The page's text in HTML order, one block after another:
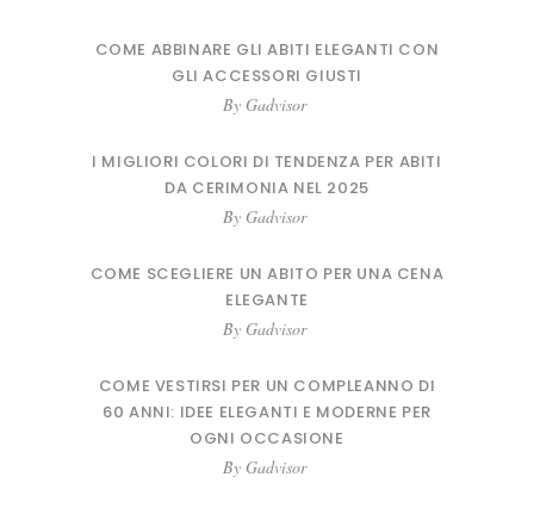
COME ABBINARE GLI ABITI ELEGANTI CON
GLI ACCESSORI GIUSTI
By Gadvisor
I MIGLIORI COLORI DI TENDENZA PER ABITI
DA CERIMONIA NEL 2025
By Gadvisor
COME SCEGLIERE UN ABITO PER UNA CENA
ELEGANTE
By Gadvisor
COME VESTIRSI PER UN COMPLEANNO DI
60 ANNI: IDEE ELEGANTI E MODERNE PER
OGNI OCCASIONE
By Gadvisor